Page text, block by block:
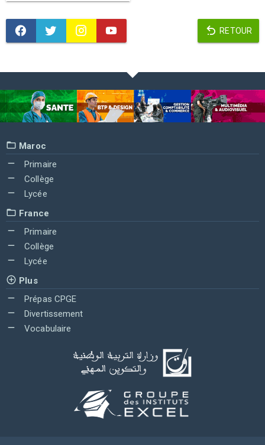
RETOUR
Maroc
Primaire
Collège
Lycée
France
Primaire
Collège
Lycée
Plus
Prépas CPGE
Divertissement
Vocabulaire